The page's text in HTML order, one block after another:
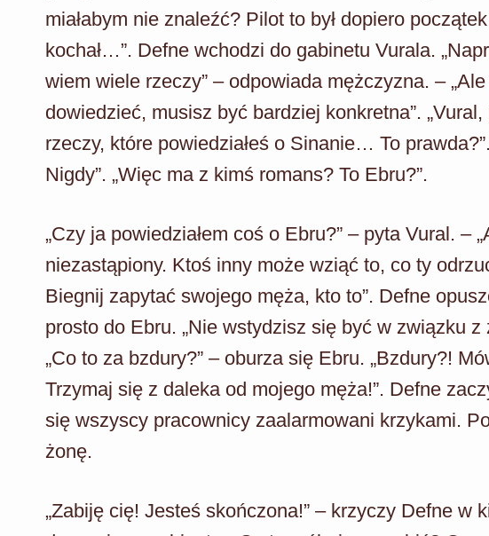
miałabym nie znaleźć? Pilot to był dopiero
kochał…”. Defne wchodzi do gabinetu Vurala.
wiem wiele rzeczy” – odpowiada mężczyzna. –
dowiedzieć, musisz być bardziej konkretna”.
rzeczy, które powiedziałeś o Sinanie… To
Nigdy”. „Więc ma z kimś romans? To Ebru?”.
„Czy ja powiedziałem coś o Ebru?” – pyta Vural. –
niezastąpiony. Ktoś inny może wziąć to, co ty
Biegnij zapytać swojego męża, kto to”. Defne
prosto do Ebru. „Nie wstydzisz się być w związku
„Co to za bzdury?” – oburza się Ebru. „Bzdury?!
Trzymaj się z daleka od mojego męża!”. Defne
się wszyscy pracownicy zaalarmowani krzykami.
żonę.
„Zabiję cię! Jesteś skończona!” – krzyczy Defne w